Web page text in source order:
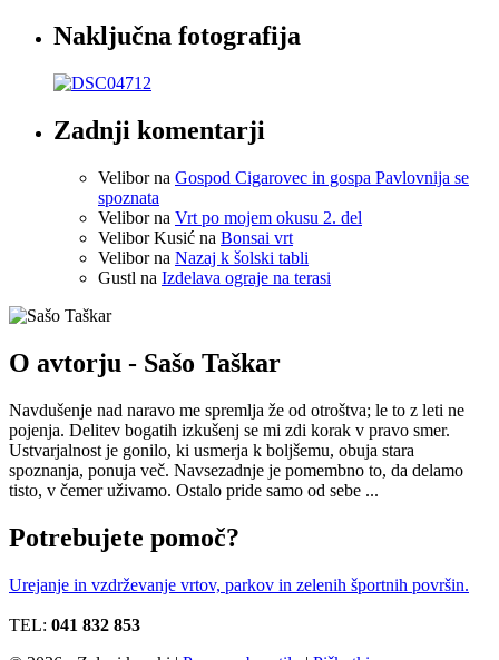
Naključna fotografija
Zadnji komentarji
Veliborna Gospod Cigarovec in gospa Pavlovnija se
spoznata
Veliborna Vrt po mojem okusu 2. del
Velibor Kusić na Bonsai vrt
Veliborna Nazaj k šolski tabli
Gustl na Izdelava ograje na terasi
O avtorju - Sašo Taškar
Navdušenje nad naravo me spremlja že od otroštva; le to z leti ne
pojenja. Delitev bogatih izkušenj se mi zdi korak v pravo smer.
Ustvarjalnost je gonilo, ki usmerja k boljšemu, obuja stara
spoznanja, ponuja več. Navsezadnje je pomembno to, da delamo
tisto, v čemer uživamo. Ostalo pride samo od sebe ...
Potrebujete pomoč?
Urejanje in vzdrževanje vrtov, parkov in zelenih športnih površin.
TEL: 041 832 853